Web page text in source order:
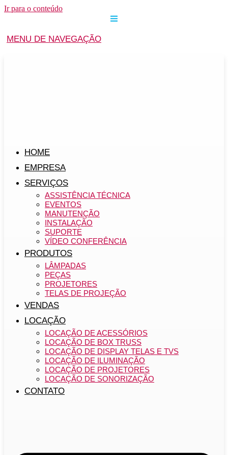
Ir para o conteúdo
MENU DE NAVEGAÇÃO
HOME
EMPRESA
SERVIÇOS
ASSISTÊNCIA TÉCNICA
EVENTOS
MANUTENÇÃO
INSTALAÇÃO
SUPORTE
VÍDEO CONFERÊNCIA
PRODUTOS
LÂMPADAS
PEÇAS
PROJETORES
TELAS DE PROJEÇÃO
VENDAS
LOCAÇÃO
LOCAÇÃO DE ACESSÓRIOS
LOCAÇÃO DE BOX TRUSS
LOCAÇÃO DE DISPLAY TELAS E TVS
LOCAÇÃO DE ILUMINAÇÃO
LOCAÇÃO DE PROJETORES
LOCAÇÃO DE SONORIZAÇÃO
CONTATO